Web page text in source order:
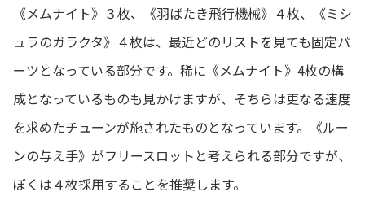
《メムナイト》３枚、《羽ばたき飛行機械》４枚、《ミシ
ュラのガラクタ》４枚は、最近どのリストを見ても固定パ
ーツとなっている部分です。稀に《メムナイト》4枚の構
成となっているものも見かけますが、そちらは更なる速度
を求めたチューンが施されたものとなっています。《ルー
ンの与え手》がフリースロットと考えられる部分ですが、
ぼくは４枚採用することを推奨します。